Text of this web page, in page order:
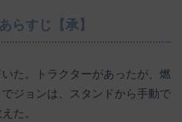
らすじ【承】
た。トラクターがあったが、燃
ジョンは、スタンドから手動で
た。